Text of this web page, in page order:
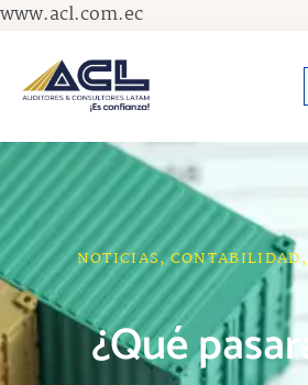
www.acl.com.ecIr
contenido
NOTICIAS,CONTABILIDAD
¿Qué